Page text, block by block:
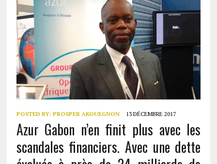
POSTED BY: PROSPER AKOUEGNON 13 DÉCEMBRE 2017
Azur Gabon n’en finit plus avec les
scandales financiers. Avec une dette